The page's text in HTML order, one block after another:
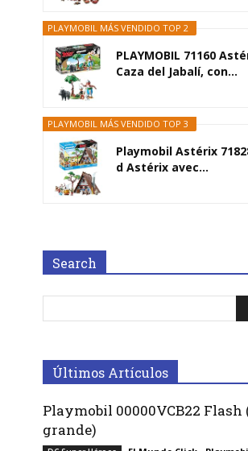
PLAYMOBIL MÁS VENDIDO TOP 2
PLAYMOBIL 71160
Caza del Jabalí, con...
PLAYMOBIL MÁS VENDIDO TOP 3
Playmobil Astérix
d Astérix avec...
Search
Últimos Artículos
Playmobil 00000VCB22 Flash
grande)